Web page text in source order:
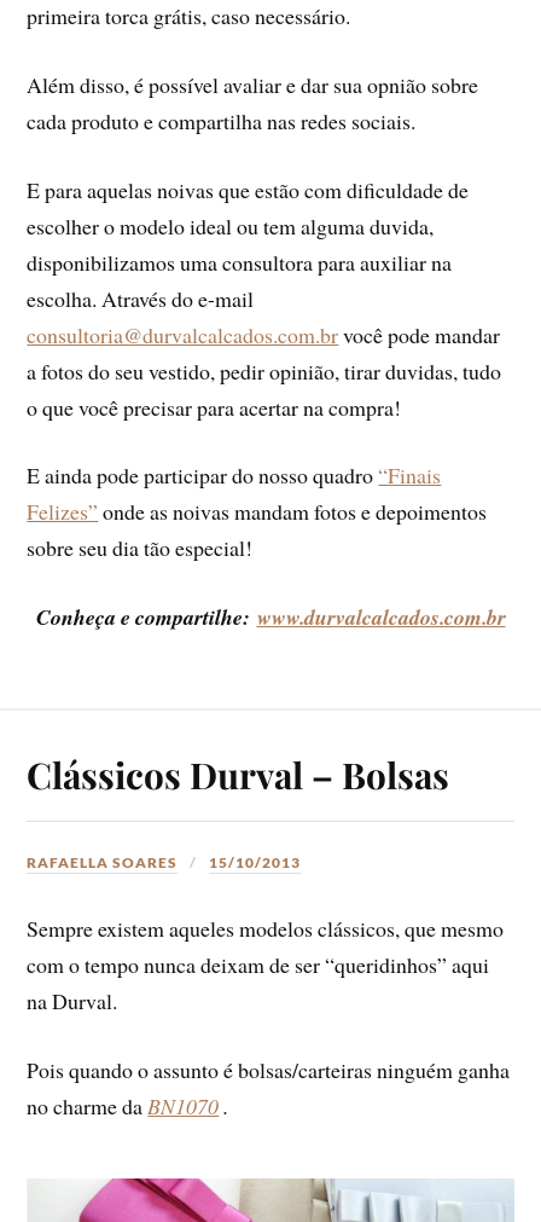
primeira torca grátis, caso necessário.
Além disso, é possível avaliar e dar sua opnião sobre
cada produto e compartilha nas redes sociais.
E para aquelas noivas que estão com dificuldade de
escolher o modelo ideal ou tem alguma duvida,
disponibilizamos uma consultora para auxiliar na
escolha. Através do e-mail
consultoria@durvalcalcados.com.brvocê pode mandar
a fotos do seu vestido, pedir opinião, tirar duvidas, tudo
o que você precisar para acertar na compra!
E ainda pode participar do nosso quadro“Finais
Felizes” onde as noivas mandam fotos e depoimentos
sobre seu dia tão especial!
Conheça e compartilhe: www.durvalcalcados.com.br
Clássicos Durval – Bolsas
RAFAELLA SOARES 15/10/2013
Sempre existem aqueles modelos clássicos, que mesmo
com o tempo nunca deixam de ser “queridinhos” aqui
na Durval.
Pois quando o assunto é bolsas/carteiras ninguém ganha
no charme daBN1070.